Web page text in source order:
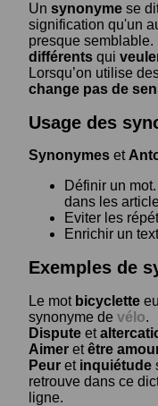
Un synonyme se
signification qu'un
presque semblable.
différents qui
Lorsqu’on utilise
change pas de
Usage des
Synonymes et
Définir un
dans les
Eviter les
Enrichir un
Exemples de
Le mot bicyclette
synonyme de vélo.
Dispute et
Aimer etêtre
Peur et inquiétude
retrouve dans ce
ligne.